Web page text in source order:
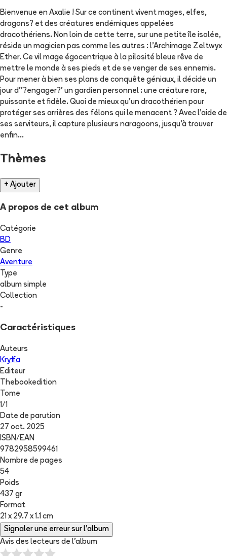
Bienvenue en Axalie ! Sur ce continent vivent mages, elfes,
dragons? et des créatures endémiques appelées
dracothériens. Non loin de cette terre, sur une petite île isolée,
réside un magicien pas comme les autres : l'Archimage Zeltwyx
Ether. Ce vil mage égocentrique à la pilosité bleue rêve de
mettre le monde à ses pieds et de se venger de ses ennemis.
Pour mener à bien ses plans de conquête géniaux, il décide un
jour d''?engager?' un gardien personnel : une créature rare,
puissante et fidèle. Quoi de mieux qu'un dracothérien pour
protéger ses arrières des félons qui le menacent ? Avec l'aide de
ses serviteurs, il capture plusieurs naragoons, jusqu'à trouver
enfin...
Thèmes
+ Ajouter
A propos de cet album
Catégorie
BD
Genre
Aventure
Type
album simple
Collection
-
Caractéristiques
Auteurs
Kryffa
Editeur
Thebookedition
Tome
1/1
Date de parution
27 oct. 2025
ISBN/EAN
9782958599461
Nombre de pages
54
Poids
437 gr
Format
21 x 29.7 x 1.1 cm
Signaler une erreur sur l'album
Avis des lecteurs de l'album